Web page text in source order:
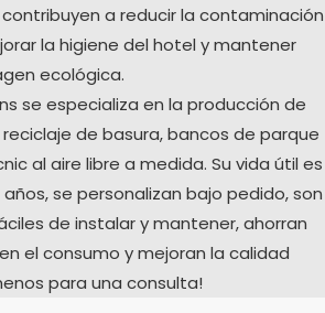
a reducir la contaminación
la higiene del hotel y mantener
ecológica.
se especializa en la producción de
de basura, bancos de parque
al aire libre a medida. Su vida útil es
se personalizan bajo pedido, son
de instalar y mantener, ahorran
el consumo y mejoran la calidad
para una consulta!